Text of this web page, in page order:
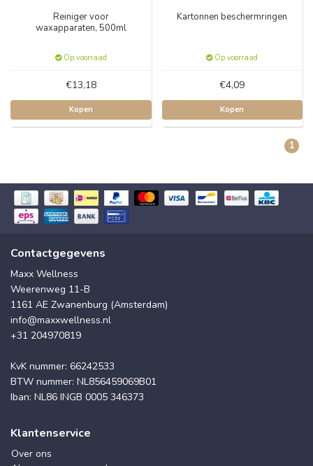
Reiniger voor
waxapparaten, 500ml
Op voorraad
€13,18
Kopen
Kartonnen beschermringen
Op voorraad
€4,09
Kopen
1
Contactgegevens
Maxx Wellness
Weerenweg 11-B
1161 AE Zwanenburg (Amsterdam)
info@maxxwellness.nl
+31 204970819
KvK nummer: 66242533
BTW nummer: NL856459069B01
Iban: NL86 INGB 0005 346373
Klantenservice
Over ons